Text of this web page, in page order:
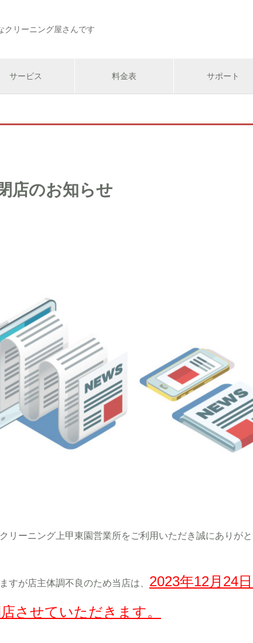
クリーニング屋さんです
サービス 料金表 サポート
店のお知らせ
リーニング上甲東園営業所をご利用いただき誠にありがと
すが店主体調不良のため当店は、 2023年12月24
させていただきます。